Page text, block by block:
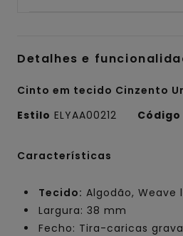
Detalhes e
Cinto em tecido Cinzento
Estilo ELYAA00212 Código
Características
Tecido: Algodão, Weave
Largura: 38 mm
Fecho: Tira-caricas